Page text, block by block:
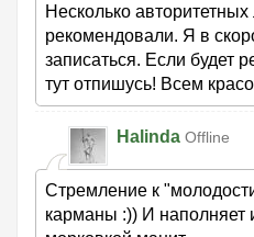
Несколько авторитетных
рекомендовали. Я в
записаться. Если будет
тут отпишусь! Всем
Halinda Offline
Стремление к
карманы :)) И наполняет